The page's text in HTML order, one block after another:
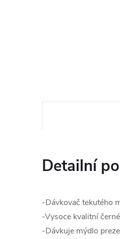
Detailní
-Dávkovač tekutého
-Vysoce kvalitní
-Dávkuje mýdlo